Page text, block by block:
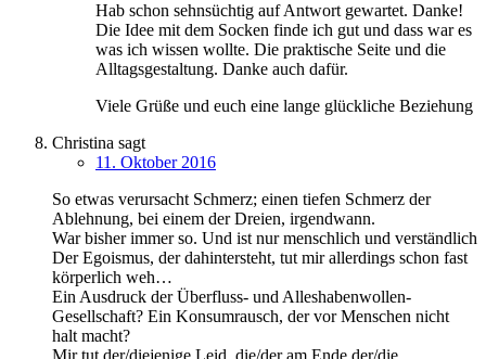
Hab schon sehnsüchtig auf Antwort gewartet. Danke!
Die Idee mit dem Socken finde ich gut und dass war es
was ich wissen wollte. Die praktische Seite und die
Alltagsgestaltung. Danke auch dafür.
Viele Grüße und euch eine lange glückliche Beziehung
Christina sagt
11. Oktober 2016
So etwas verursacht Schmerz; einen tiefen Schmerz der
Ablehnung, bei einem der Dreien, irgendwann.
War bisher immer so. Und ist nur menschlich und verständlich
Der Egoismus, der dahintersteht, tut mir allerdings schon fast
körperlich weh…
Ein Ausdruck der Überfluss- und Alleshabenwollen-
Gesellschaft? Ein Konsumrausch, der vor Menschen nicht
halt macht?
Mir tut der/diejenige Leid, die/der am Ende der/die